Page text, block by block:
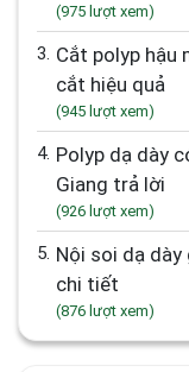
(975 lượt xem)
3. Cắt polyp hậu môn là gì? một số phương pháp
cắt hiệu quả
(945 lượt xem)
4. Polyp dạ dày có nguy hiểm không? TS. BS Đỗ Anh
Giang trả lời
(926 lượt xem)
5. Nội soi dạ dày giá bao nhiêu? Cập nhật bảng giá
chi tiết
(876 lượt xem)